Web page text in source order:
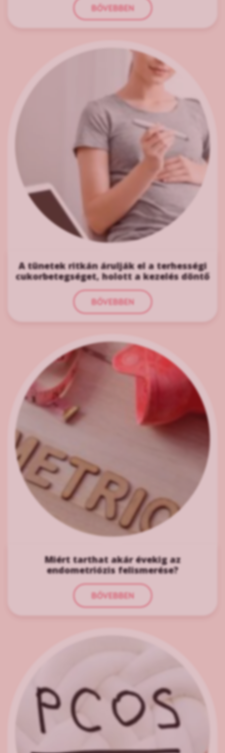
BŐVEBBEN
A tünetek ritkán árulják el a terhességi
cukorbetegséget, holott a kezelés döntő
BŐVEBBEN
Miért tarthat akár évekig az
endometriózis felismerése?
BŐVEBBEN